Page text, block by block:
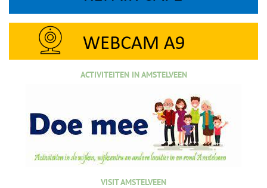
ACTIVITEITEN IN AMSTELVEEN
VISIT AMSTELVEEN